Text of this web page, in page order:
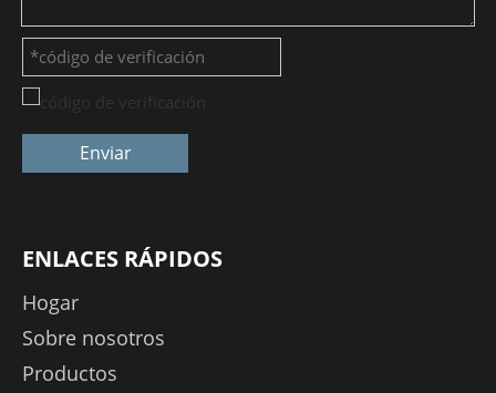
Enviar
ENLACES RÁPIDOS
Hogar
Sobre nosotros
Productos